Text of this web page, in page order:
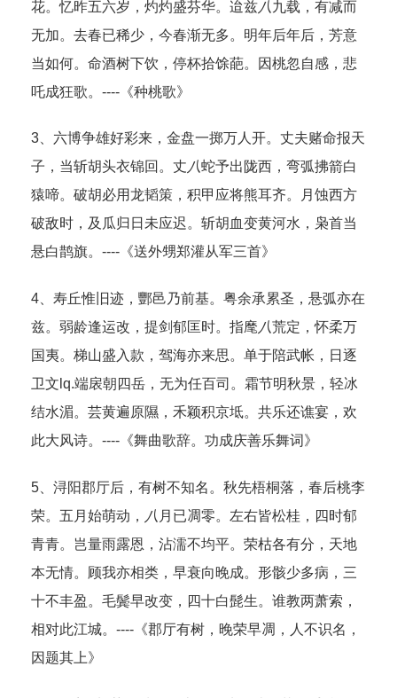
花。忆昨五六岁，灼灼盛芬华。迨兹八九载，有减而
无加。去春已稀少，今春渐无多。明年后年后，芳意
当如何。命酒树下饮，停杯拾馀葩。因桃忽自感，悲
吒成狂歌。----《种桃歌》
3、六博争雄好彩来，金盘一掷万人开。丈夫赌命报天
子，当斩胡头衣锦回。丈 八蛇予出陇西，弯弧拂箭白
猿啼。破胡必用龙韬策，积甲应将熊耳齐。月蚀西方
破敌时，及瓜归日未应迟。斩胡血变黄河水，枭首当
悬白鹊旗。----《送外甥郑灌从军三首》
4、寿丘惟旧迹，酆邑乃前基。粤余承累圣，悬弧亦在
兹。弱龄逢运改，提剑郁匡时。指麾 八荒定，怀柔万
国夷。梯山盛入款，驾海亦来思。单于陪武帐，日逐
卫文lq.端扆朝四岳，无为任百司。霜节明秋景，轻冰
结水湄。芸黄遍原隰，禾颖积京坻。共乐还谯宴，欢
此大风诗。----《舞曲歌辞。功成庆善乐舞词》
5、浔阳郡厅后，有树不知名。秋先梧桐落，春后桃李
荣。五月始萌动， 八 月已凋零。左右皆松桂，四时郁
青青。岂量雨露恩，沾濡不均平。荣枯各有分，天地
本无情。顾我亦相类，早衰向晚成。形骸少多病，三
十不丰盈。毛鬓早改变，四十白髭生。谁教两萧索，
相对此江城。----《郡厅有树，晚荣早凋，人不识名，
因题其上》